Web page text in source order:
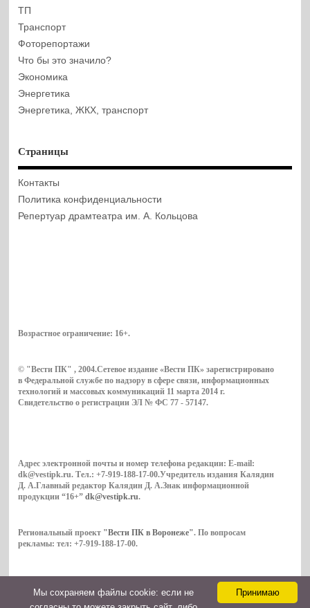
ТП
Транспорт
Фоторепортажи
Что бы это значило?
Экономика
Энергетика
Энергетика, ЖКХ, транспорт
Страницы
Контакты
Политика конфиденциальности
Репертуар драмтеатра им. А. Кольцова
Возрастное ограничение: 16+.
© "Вести ПК" , 2004.Сетевое издание «Вести ПК» зарегистрировано
в Федеральной службе по надзору в сфере связи, информационных
технологий и массовых коммуникаций 11 марта 2014 г.
Свидетельство о регистрации ЭЛ № ФС 77 - 57147.
Адрес электронной почты и номер телефона редакции: E-mail:
dk@vestipk.ru. Тел.: +7-919-188-17-00.Учредитель издания Калядин
Д. А.Главный редактор Калядин Д. А.Знак информационной
продукции “16+”dk@vestipk.ru.
Региональный проект "Вести ПК в Воронеже". По вопросам
рекламы: тел: +7-919-188-17-00.
Copyright © 2026. ВестиПК в Воронеже Принимаю
Мы cохраняем файлы cookie: если не